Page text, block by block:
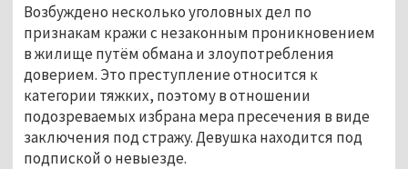
Возбуждено несколько уголовных дел по
признакам кражи с незаконным проникновением
в жилище путём обмана и злоупотребления
доверием. Это преступление относится к
категории тяжких, поэтому в отношении
подозреваемых избрана мера пресечения в виде
заключения под стражу. Девушка находится под
подпиской о невыезде.